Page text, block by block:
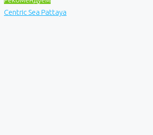
Centric Sea Pattaya